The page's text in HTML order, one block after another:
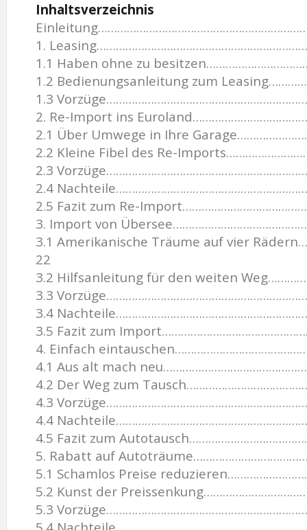
Inhaltsverzeichnis
1.
1.1 Haben ohne zu
1.2 Bedienungsanleitung zum
1.3
2. Re-Import ins
2.1 Über Umwege in Ihre
2.2 Kleine Fibel des Re-
2.3
2.4
2.5 Fazit zum Re-
3. Import von
3.1 Amerikanische Träume auf vier
22
3.2 Hilfsanleitung für den weiten
3.3
3.4
3.5 Fazit zum
4. Einfach
4.1 Aus alt mach
4.2 Der Weg zum
4.3
4.4
4.5 Fazit zum
5. Rabatt auf
5.1 Schamlos Preise
5.2 Kunst der
5.3